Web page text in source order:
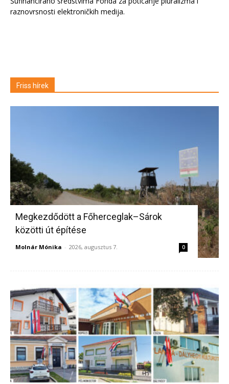
raznovrsnosti elektroničkih medija.
Friss hírek
Megkezdődött a Főherceglak–Sárok
közötti út építése
Molnár Mónika - 2026, augusztus 7. 0